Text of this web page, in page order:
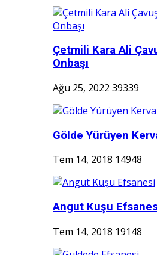
Çetmili Kara Ali
Onbaşı
Ağu 25, 2022 39339
Gölde Yürüyen
Tem 14, 2018 14948
Angut Kuşu
Tem 14, 2018 19148